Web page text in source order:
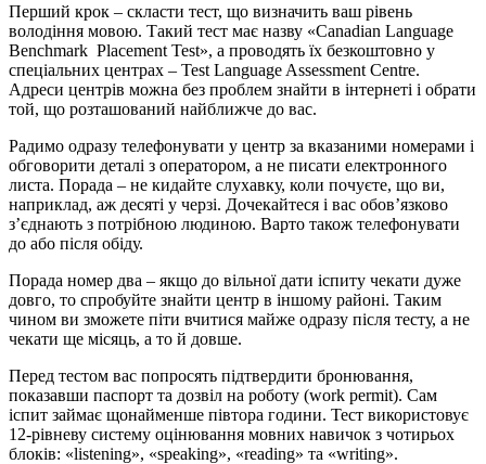
Перший крок – скласти тест, що визначить ваш рівень
володіння мовою. Такий тест має назву «Canadian Language
Benchmark Placement Test», а проводять їх безкоштовно у
спеціальних центрах – Теst Language Assessment Centre.
Адреси центрів можна без проблем знайти в інтернеті і обрати
той, що розташований найближче до вас.
Радимо одразу телефонувати у центр за вказаними номерами і
обговорити деталі з оператором, а не писати електронного
листа. Порада – не кидайте слухавку, коли почуєте, що ви,
наприклад, аж десяті у черзі. Дочекайтеся і вас обов’язково
з’єднають з потрібною людиною. Варто також телефонувати
до або після обіду.
Порада номер два – якщо до вільної дати іспиту чекати дуже
довго, то спробуйте знайти центр в іншому районі. Таким
чином ви зможете піти вчитися майже одразу після тесту, а не
чекати ще місяць, а то й довше.
Перед тестом вас попросять підтвердити бронювання,
показавши паспорт та дозвіл на роботу (work permit). Сам
іспит займає щонайменше півтора години. Тест використовує
12-рівневу систему оцінювання мовних навичок з чотирьох
блоків: «listening», «speaking», «reading» та «writing».